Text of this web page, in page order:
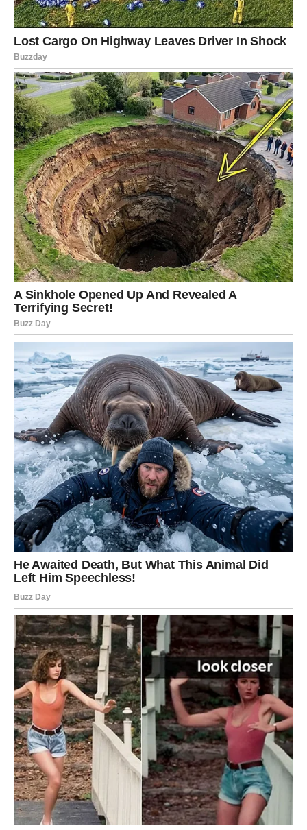
“divnu”, učinila je njen život još ljepšim. Danas, kada je estrada
nije više toliko privlači kao nekad, Šemsa se fokusira na svoju
porodicu. Provodi više vremena s unucima i uživa u trenutku
bez pritiska javnosti. Ova promjena fokusa donijela joj je mir i
zadovoljstvo koje je dugo tražila.
Šemsa često ističe koliko su joj podrška porodice i njihove
sreće važne. S njima dijeli ne samo radosti, već i svoje životne
mudrosti, a njihovi osmjesi joj daju snagu da se suoči sa svim
izazovima.
Poruka snage i inspiracije
Životna priča Šemse Suljaković je inspiracija mnogim ženama
koje su se suočavale s sličnim izazovima. Njena hrabrost da
javno progovori o svojim borbama, bez traženja sažaljenja, čini
je pravim simbolom snage i otpornosti. Šemsa nikada nije
izgubila toplinu i ljubaznost, zbog kojih je mnogi pamte ne
samo kao pjevačicu, već i kao izuzetnu ženu. Ona je primjer
kako se kroz život može proći s dignitetom, snagom i ljubavlju,
čak i kad se čini da su svi izgledi protiv vas.
Njena priča je priča o borbi, ali i o ljubavi koja pobjeđuje sve.
Šemsa Suljaković pokazuje da, iako život može biti pun
iskušenja, u svakom trenutku možemo pronaći snagu da i
dalje volimo, živimo i sanjarimo. Na kraju dana, kada se
muzika utiša, ostaje samo ono što nosimo u sebi – a Šemsa
nosi više snage i ljubavi nego što će mnogi ikada znati.
Ova nevjerovatna žena, kroz svoje životne izazove, ostavila je
neizbrisiv pečat na muzičku scenu i srca svojih fanova. Njena
umjetnost i životna priča će nastaviti inspirirati generacije koje
dolaze, jer ona nije samo pjevačica, već i simbol nade i
zbog svojih pjesama, već i zbog svog duha koji je u stanju
nadmašiti svaku prepreku.